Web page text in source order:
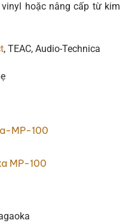
hoặc nâng cấp từ kim
, TEAC, Audio-Technica